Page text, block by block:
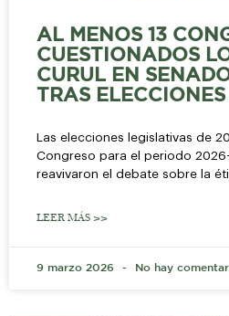
AL MENOS 13
CUESTIONADOS
CURUL EN
TRAS
Las elecciones legislativas de
Congreso para el periodo
reavivaron el debate sobre la
LEER MÁS >>
9 marzo 2026 No hay